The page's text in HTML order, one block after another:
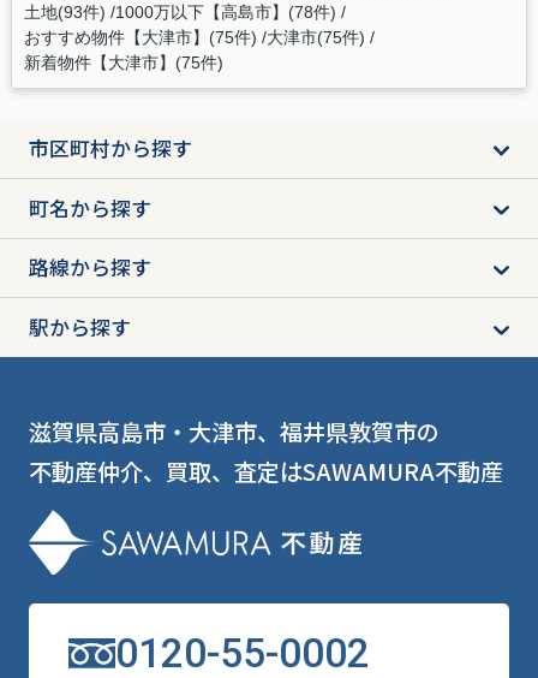
土地(93件) 1000万以下【高島市】(78件)
おすすめ物件【大津市】(75件) 大津市(75件)
新着物件【大津市】(75件)
市区町村から探す
町名から探す
路線から探す
駅から探す
滋賀県高島市・大津市、福井県敦賀市の
不動産仲介、買取、査定はSAWAMURA不動産
0120-55-0002